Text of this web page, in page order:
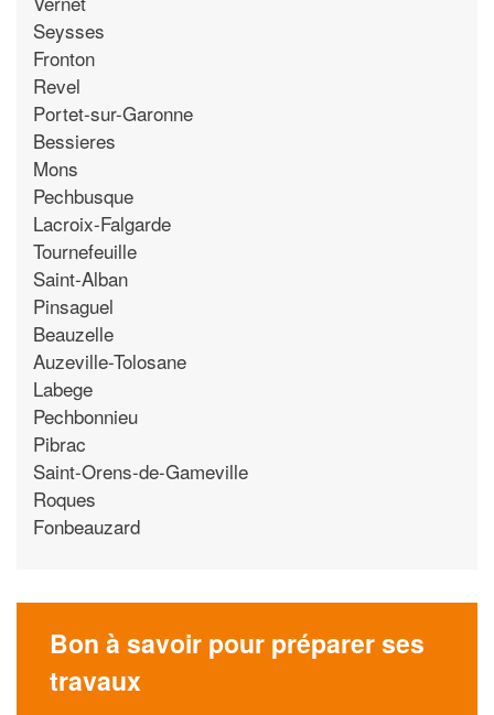
Seysses
Fronton
Revel
Portet-sur-Garonne
Bessieres
Mons
Pechbusque
Lacroix-Falgarde
Tournefeuille
Saint-Alban
Pinsaguel
Beauzelle
Auzeville-Tolosane
Labege
Pechbonnieu
Pibrac
Saint-Orens-de-Gameville
Roques
Fonbeauzard
Bon à savoir pour préparer ses
travaux